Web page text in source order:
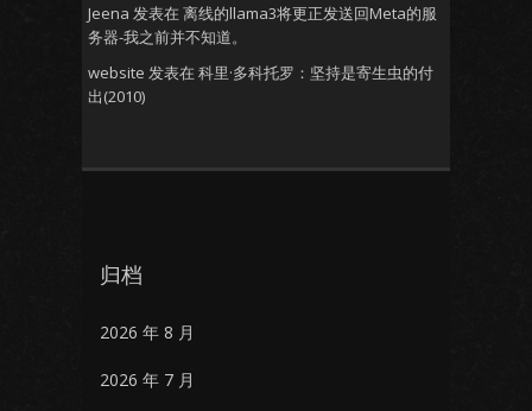
Jeena 发表在 离线的llama3将更正发送回Meta的服
务器-我之前并不知道。
website 发表在 科里·多科托罗：坚持是寄生虫的付
出(2010)
归档
2026 年 8 月
2026 年 7 月